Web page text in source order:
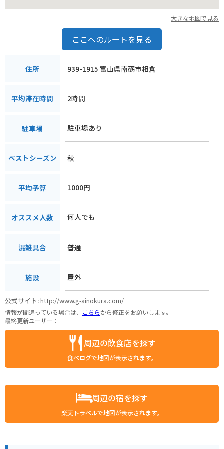
大きな地図で見る
ここへのルートを見る
住所 939-1915 富山県南砺市相倉
平均滞在時間 2時間
駐車場 駐車場あり
ベストシーズン 秋
平均予算 1000円
オススメ人数 何人でも
混雑具合 普通
施設 屋外
公式サイト:http://www.g-ainokura.com/
情報が間違っている場合は、 こちらから修正をお願いします。
最終更新ユーザー：
周辺の飲食店を探す
食べログで地図が表示されます。
周辺の宿を探す
楽天トラベルで地図が表示されます。